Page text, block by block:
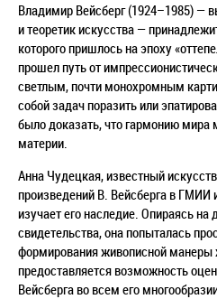
Владимир Вейсберг (1924–1985) —
и теоретик искусства —
которого пришлось на эпоху
прошел путь от
светлым, почти монохромным
собой задач поразить или
было доказать, что гармонию мира
материи.
Анна Чудецкая, известный
произведений В. Вейсберга в
изучает его наследие. Опираясь
свидетельства, она попыталась
формирования живописной
предоставляется возможность
Вейсберга во всем его